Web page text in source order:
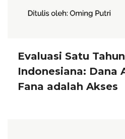
Evaluasi Satu
Indonesiana: Dana
Fana adalah Akses